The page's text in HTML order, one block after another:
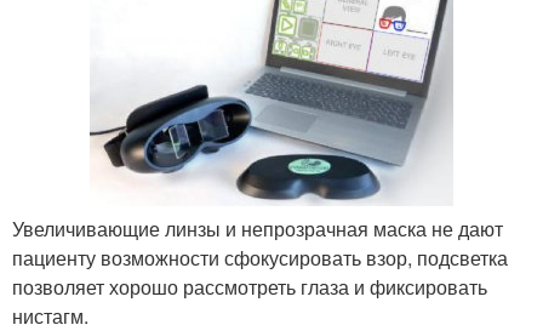
Увеличивающие линзы и непрозрачная маска не дают
пациенту возможности сфокусировать взор, подсветка
позволяет хорошо рассмотреть глаза и фиксировать
нистагм.